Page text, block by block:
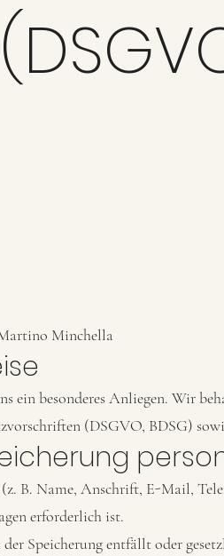
Minchella
ein besonderes Anliegen. Wir
(DSGVO, BDSG)
B. Name, Anschrift, E-Mail,
erforderlich ist.
Speicherung entfällt oder